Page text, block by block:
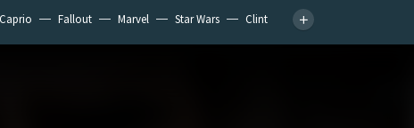
Fallout Marvel Star Wars
Clint